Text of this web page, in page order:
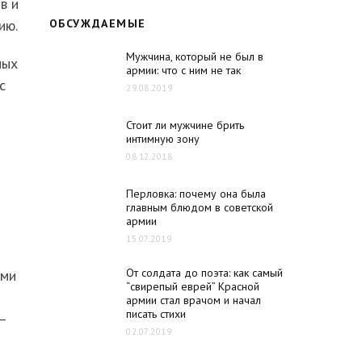
ОБСУЖДАЕМЫЕ
Мужчина, который не был в
армии: что с ним не так
29.08.2019
Стоит ли мужчине брить
интимную зону
08.12.2018
Перловка: почему она была
главным блюдом в советской
армии
15.07.2019
От солдата до поэта: как самый
“свирепый еврей” Красной
армии стал врачом и начал
писать стихи
02.07.2019